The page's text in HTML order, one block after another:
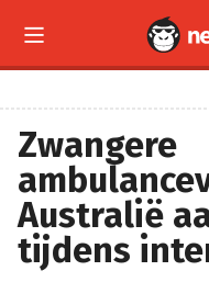

Zwangere
Australië
tijdens